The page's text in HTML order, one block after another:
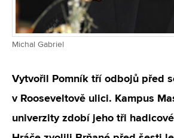
Michal Gabriel
Vytvořil Pomník tří odbojů před
v Rooseveltově ulici. Kampus
univerzity zdobí jeho tři